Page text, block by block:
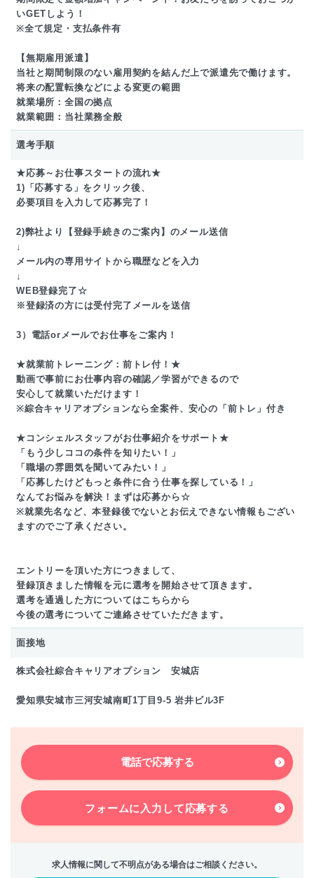
いGETしよう！
※全て規定・支払条件有
【無期雇用派遣】
当社と期間制限のない雇用契約を結んだ上で派遣先で働けます。
将来の配置転換などによる変更の範囲
就業場所：全国の拠点
就業範囲：当社業務全般
選考手順
★応募～お仕事スタートの流れ★
1)「応募する」をクリック後、
必要項目を入力して応募完了！
2)弊社より【登録手続きのご案内】のメール送信
↓
メール内の専用サイトから職歴などを入力
↓
WEB登録完了☆
※登録済の方には受付完了メールを送信
3）電話orメールでお仕事をご案内！
★就業前トレーニング：前トレ付！★
動画で事前にお仕事内容の確認／学習ができるので
安心して就業いただけます！
※綜合キャリアオプションなら全案件、安心の「前トレ」付き
★コンシェルスタッフがお仕事紹介をサポート★
「もう少しココの条件を知りたい！」
「職場の雰囲気を聞いてみたい！」
「応募したけどもっと条件に合う仕事を探している！」
なんてお悩みを解決！まずは応募から☆
※就業先名など、本登録後でないとお伝えできない情報もござい
ますのでご了承ください。
エントリーを頂いた方につきまして、
登録頂きました情報を元に選考を開始させて頂きます。
選考を通過した方についてはこちらから
今後の選考についてご連絡させていただきます。
面接地
株式会社綜合キャリアオプション 安城店
愛知県安城市三河安城南町1丁目9-5 岩井ビル3F
電話で応募する
フォームに入力して応募する
求人情報に関して不明点がある場合はご相談ください。